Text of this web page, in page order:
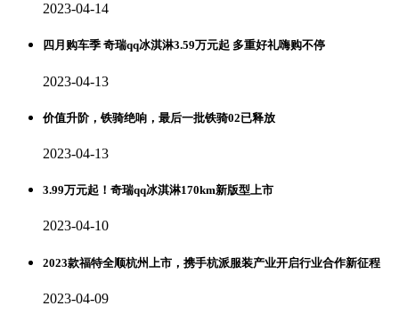
2023-04-14
四月购车季 奇瑞qq冰淇淋3.59万元起 多重好礼嗨购不停
2023-04-13
价值升阶，铁骑绝响，最后一批铁骑02已释放
2023-04-13
3.99万元起！奇瑞qq冰淇淋170km新版型上市
2023-04-10
2023款福特全顺杭州上市，携手杭派服装产业开启行业合作新征程
2023-04-09